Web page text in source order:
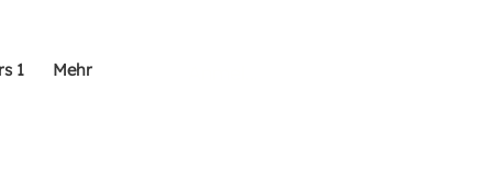
1 Mehr